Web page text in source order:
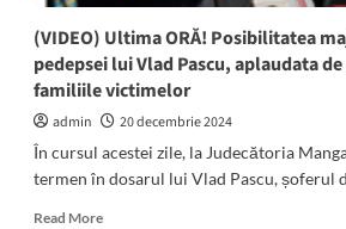
(VIDEO) Ultima ORĂ! Posibilitatea
pedepsei lui Vlad Pascu, aplaudata
familiile victimelor
admin
20 decembrie 2024
În cursul acestei zile, la Judecătoria
termen în dosarul lui Vlad Pascu, șoferul
Read MoreRead